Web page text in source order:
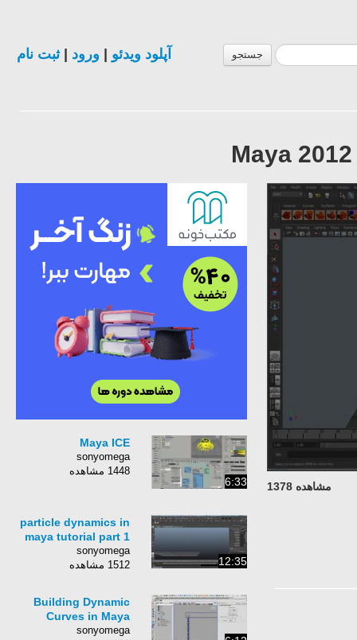
جستجو آپلود ویدئو ورود |ثبت نام
Maya
مشاهده 1378 6:33
Maya ICE
sonyomega
1448 مشاهده
12:35
particle dynamics in
maya tutorial part 1
sonyomega
1512 مشاهده
Building Dynamic
Curves in Maya
sonyomega